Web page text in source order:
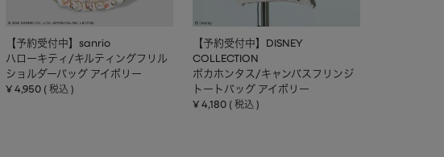
【予約受付中】sanrio
ハローキティ/キルティングフリル
ショルダーバッグ アイボリー
¥ 4,950 税込
【予約受付中】DISNEY
COLLECTION
ポカホンタス/キャンバスフリンジ
トートバッグ アイボリー
¥ 4,180 税込